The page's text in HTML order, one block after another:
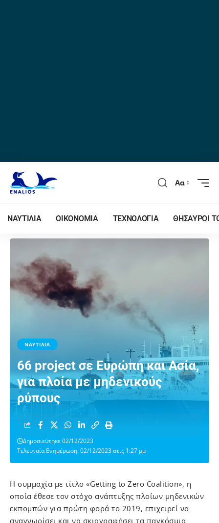
Αα
ΝΑΥΤΙΛΙΑ ΟΙΚΟΝΟΜΙΑ ΤΕΧΝΟΛΟΓΙΑ ΘΗΣΑΥΡΟΙ
ΝΑΥΤΙΛΙΑ
66 project σε Ευρώπη και Ασία,
για πλοία με μηδενικούς
ρύπους
Τελευταία Ενημέρωση: 02/12/2023 στις 1:27 μμ
Δημοσιεύτηκε 02/12/2023
Η συμμαχία με τίτλο «Getting to Zero Coalition», η
οποία έθεσε τον στόχο ανάπτυξης πλοίων μηδενικών
εκπομπών για πρώτη φορά το 2019, επιχειρεί να
αναγνωρίσει και να σκιαγραφήσει τα παγκόσμια